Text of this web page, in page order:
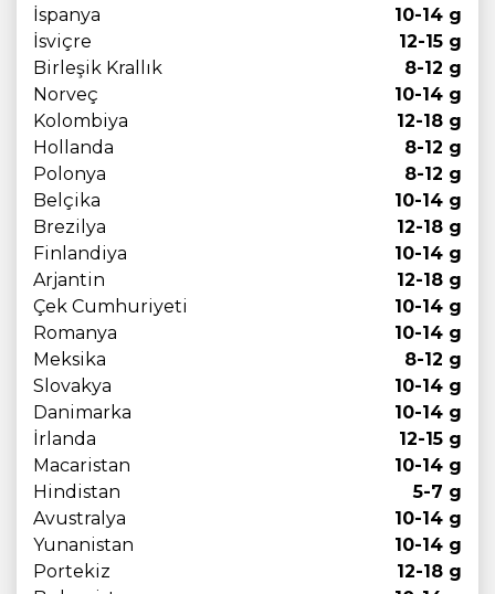
İspanya
10-14 g
İsviçre
12-15 g
Birleşik Krallık
8-12 g
Norveç
10-14 g
Kolombiya
12-18 g
Hollanda
8-12 g
Polonya
8-12 g
Belçika
10-14 g
Brezilya
12-18 g
Finlandiya
10-14 g
Arjantin
12-18 g
Çek Cumhuriyeti
10-14 g
Romanya
10-14 g
Meksika
8-12 g
Slovakya
10-14 g
Danimarka
10-14 g
İrlanda
12-15 g
Macaristan
10-14 g
Hindistan
5-7 g
Avustralya
10-14 g
Yunanistan
10-14 g
Portekiz
12-18 g